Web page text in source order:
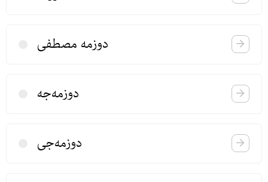
دوزمه مصطفی
دوزمه‌جه
دوزمه‌جی